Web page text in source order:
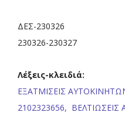
ΔΕΣ-230326
230326-230327
Λέξεις-κλειδιά:
ΕΞΑΤΜΙΣΕΙΣ
2102323656,